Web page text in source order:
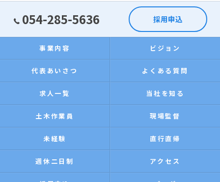
054-285-5636 採用申込
事業内容 ビジョン
代表あいさつ よくある質問
求人一覧 当社を知る
土木作業員 現場監督
未経験 直行直帰
週休二日制 アクセス